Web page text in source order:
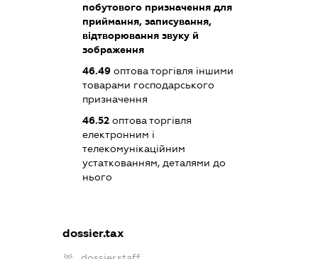
побутового призначення для
приймання, записування,
відтворювання звуку й
зображення
46.49оптова торгівля іншими
товарами господарського
призначення
46.52оптова торгівля
електронним і
телекомунікаційним
устаткованням, деталями до
нього
dossier.tax